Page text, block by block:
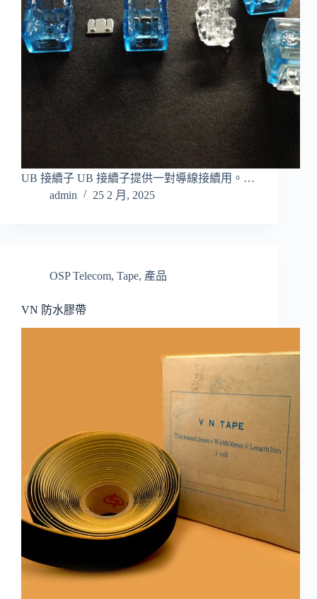
UB 接續子 UB 接續子提供一對導線接續用。…
admin
25 2 月, 2025
OSP Telecom, Tape, 產品
VN 防水膠帶